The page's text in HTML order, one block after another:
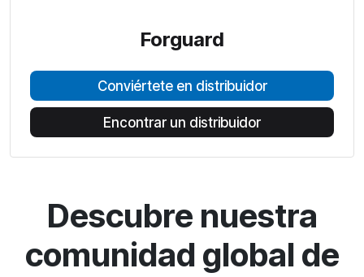
Forguard
Conviértete en distribuidor
Encontrar un distribuidor
Descubre nuestra
comunidad global de